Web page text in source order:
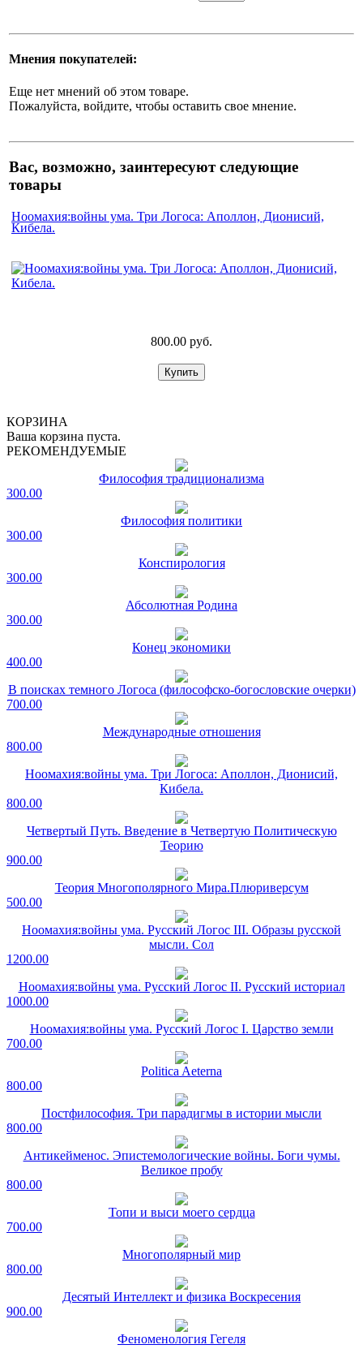
Мнения покупателей:
Еще нет мнений об этом товаре.
Пожалуйста, войдите, чтобы оставить свое мнение.
Вас, возможно, заинтересуют следующие
товары
Ноомахия:войны ума. Три Логоса: Аполлон, Дионисий,
Кибела.
800.00 руб.
КОРЗИНА
Ваша корзина пуста.
РЕКОМЕНДУЕМЫЕ
Философия традиционализма
300.00
Философия политики
300.00
Конспирология
300.00
Абсолютная Родина
300.00
Конец экономики
400.00
В поисках темного Логоса (философско-богословские очерки)
700.00
Международные отношения
800.00
Ноомахия:войны ума. Три Логоса: Аполлон, Дионисий,
Кибела.
800.00
Четвертый Путь. Введение в Четвертую Политическую
Теорию
900.00
Теория Многополярного Мира.Плюриверсум
500.00
Ноомахия:войны ума. Русский Логос III. Образы русской
мысли. Сол
1200.00
Ноомахия:войны ума. Русский Логос II. Русский историал
1000.00
Ноомахия:войны ума. Русский Логос I. Царство земли
700.00
Politica Aeterna
800.00
Постфилософия. Три парадигмы в истории мысли
800.00
Антикейменос. Эпистемологические войны. Боги чумы.
Великое пробу
800.00
Топи и выси моего сердца
700.00
Многополярный мир
800.00
Десятый Интеллект и физика Воскресения
900.00
Феноменология Гегеля